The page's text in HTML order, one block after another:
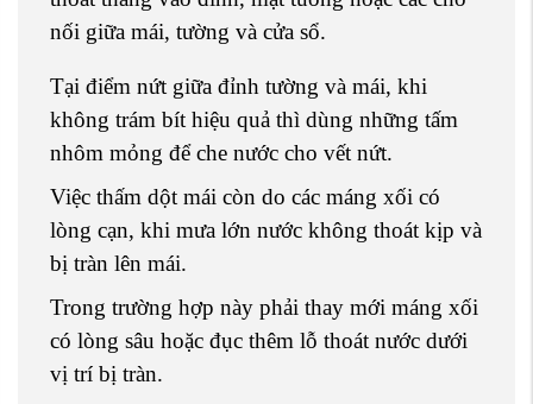
nối giữa mái, tường và cửa sổ.
Tại điểm nứt giữa đỉnh tường và mái, khi
không trám bít hiệu quả thì dùng những tấm
nhôm mỏng để che nước cho vết nứt.
Việc thấm dột mái còn do các máng xối có
lòng cạn, khi mưa lớn nước không thoát kịp và
bị tràn lên mái.
Trong trường hợp này phải thay mới máng xối
có lòng sâu hoặc đục thêm lỗ thoát nước dưới
vị trí bị tràn.